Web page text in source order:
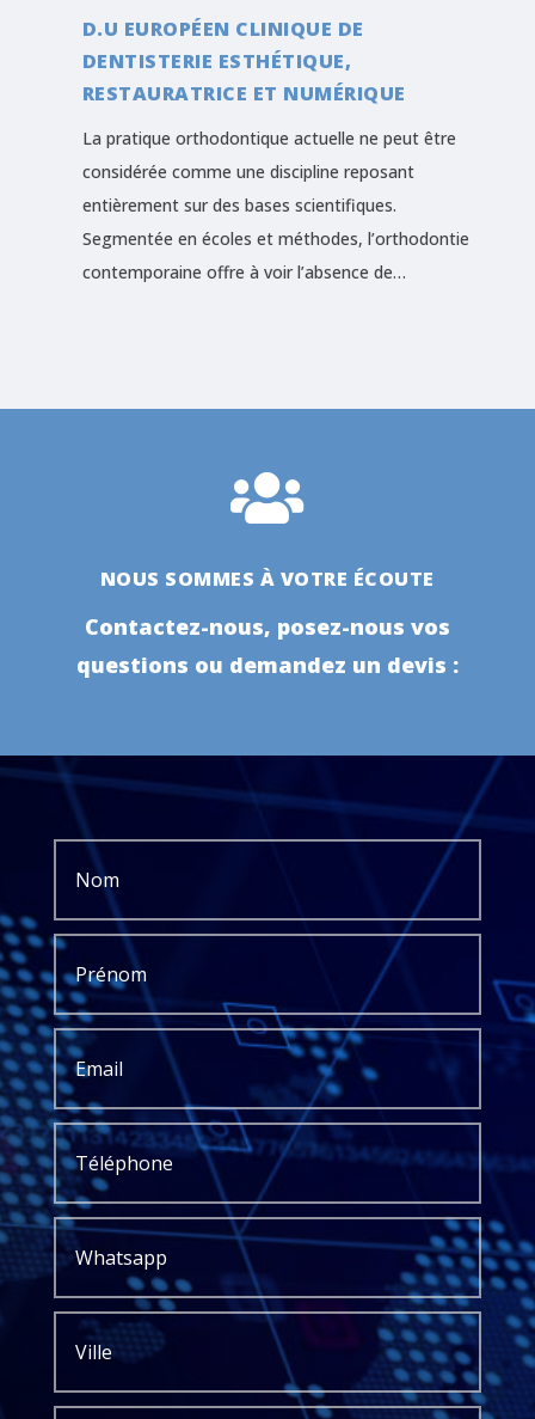
D.U EUROPÉEN CLINIQUE DE
DENTISTERIE ESTHÉTIQUE,
RESTAURATRICE ET NUMÉRIQUE
La pratique orthodontique actuelle ne peut être
considérée comme une discipline reposant
entièrement sur des bases scientifiques.
Segmentée en écoles et méthodes, l’orthodontie
contemporaine offre à voir l’absence de…

NOUS SOMMES À VOTRE ÉCOUTE
Contactez-nous, posez-nous vos
questions ou demandez un devis :